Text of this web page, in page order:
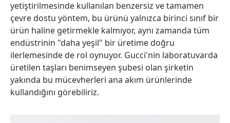
yetiştirilmesinde kullanılan benzersiz ve tamamen
çevre dostu yöntem, bu ürünü yalnızca birinci sınıf bir
ürün haline getirmekle kalmıyor, aynı zamanda tüm
endüstrinin "daha yeşil" bir üretime doğru
ilerlemesinde de rol oynuyor. Gucci'nin laboratuvarda
üretilen taşları benimseyen şubesi olan şirketin
yakında bu mücevherleri ana akım ürünlerinde
kullandığını görebiliriz.